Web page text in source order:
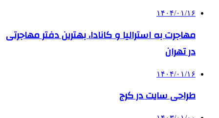
۱۴۰۴/۰۱/۱۶
مهاجرت به استرالیا و کانادا، بهترین دفتر مهاجرتی
در تهران
۱۴۰۴/۰۱/۱۶
طراحی سایت در کرج